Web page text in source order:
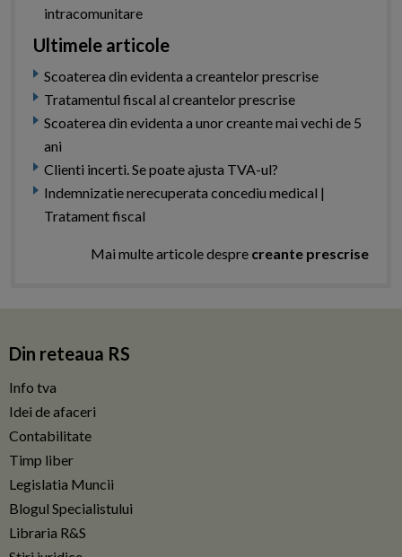
intracomunitare
Ultimele articole
Scoaterea din evidenta a creantelor prescrise
Tratamentul fiscal al creantelor prescrise
Scoaterea din evidenta a unor creante mai vechi de 5
ani
Clienti incerti. Se poate ajusta TVA-ul?
Indemnizatie nerecuperata concediu medical |
Tratament fiscal
Mai multe articole despre creante prescrise
Din reteaua RS
Info tva
Idei de afaceri
Contabilitate
Timp liber
Legislatia Muncii
Blogul Specialistului
Libraria R&S